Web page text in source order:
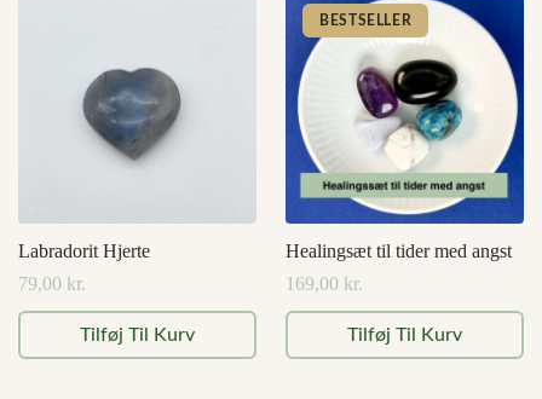
varianter.
Mulighederne
kan
vælges
på
varesiden
Labradorit Hjerte
79,00 kr.
Tilføj Til Kurv
BESTSELLER
Healingsæt til tider med angst
169,00 kr.
Tilføj Til Kurv